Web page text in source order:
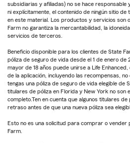
subsidiarias y afiliadas) no se hace responsable
ni explícitamente, el contenido de ningún sitio
en este material. Los productos y servicios
Farm no garantiza la mercantabilidad, la
servicios de terceros.
Beneficio disponible para los clientes de State
póliza de seguro de vida desde el 1 de enero de
mayor de 18 años puede unirse a Life
de la aplicación, incluyendo las recompensas,
tengas una póliza de seguro de vida elegible de
titulares de póliza en Florida y New York no son
completo.Ten en cuenta que algunos titulares
retraso antes de que una nueva póliza sea
Esto no es una solicitud para comprar o
Farm.